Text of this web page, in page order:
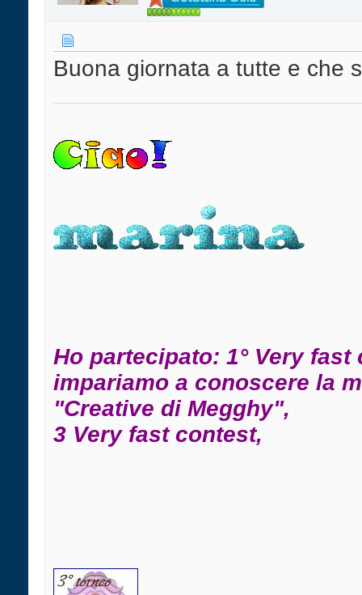
Buona giornata a tutte e che
Ho partecipato: 1° Very
impariamo a conoscere la
"Creative di Megghy",
3 Very fast contest,